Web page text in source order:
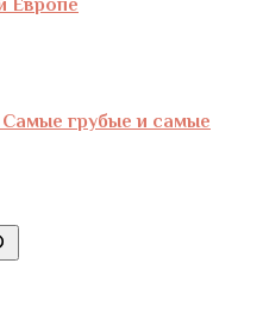
Европе
Самые грубые и самые